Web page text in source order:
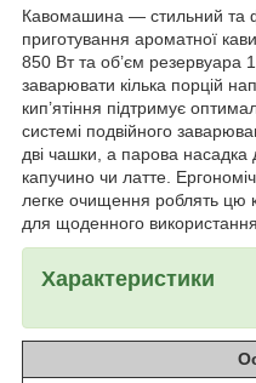
Кавомашина — стильний та
приготування ароматної
850 Вт та об’єм резервуара
заварювати кілька порцій
кип’ятіння підтримує
системі подвійного
дві чашки, а парова насадка
капучино чи латте.
легке очищення роблять цю
для щоденного
Характеристики